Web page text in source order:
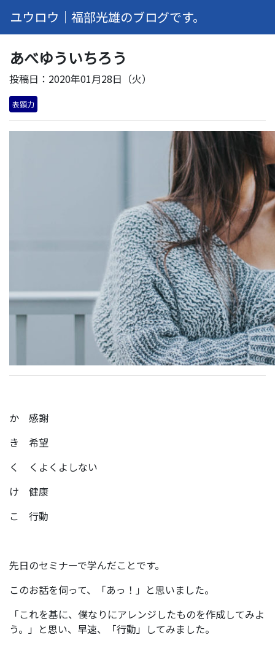
ユウロウ｜福部光雄のブログです。
あべゆういちろう
投稿日：2020年01月28日（火）
表顕力
か 感謝
き 希望
く くよくよしない
け 健康
こ 行動
先日のセミナーで学んだことです。
このお話を伺って、「あっ！」と思いました。
「これを基に、僕なりにアレンジしたものを作成してみよ
う。」と思い、早速、「行動」してみました。